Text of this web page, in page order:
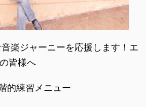
楽ジャーニーを応援します！エ
皆様へ
的練習メニュー